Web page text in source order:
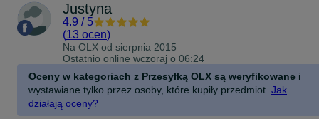
Justyna
4.9 / 5
(13 ocen)
Na OLX od sierpnia 2015
Ostatnio online wczoraj o 06:24
Oceny w kategoriach z Przesyłką OLX są weryfikowane i
wystawiane tylko przez osoby, które kupiły przedmiot. Jak
działają oceny?